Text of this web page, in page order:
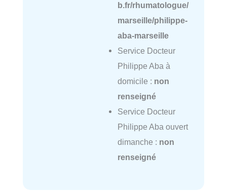
b.fr/rhumatologue/
marseille/philippe-
aba-marseille
Service Docteur
Philippe Aba à
domicile : non
renseigné
Service Docteur
Philippe Aba ouvert
dimanche : non
renseigné